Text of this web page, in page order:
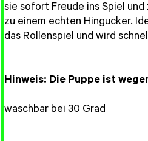
sie sofort Freude ins Spiel
zu einem echten Hingucker.
das Rollenspiel und wird
Hinweis: Die Puppe ist
waschbar bei 30 Grad